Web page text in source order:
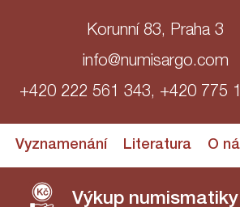
Korunní 83, Praha 3
info@numisargo.com
+420 222 561 343, +420 775
Vyznamenání Literatura O
Výkup numismatiky